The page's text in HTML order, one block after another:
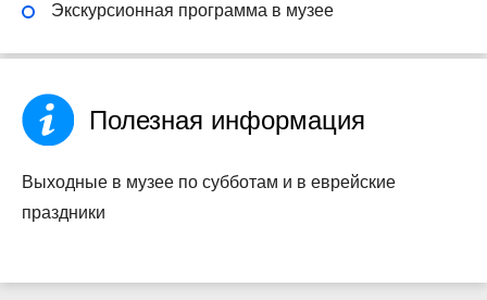
Экскурсионная программа в музее
Полезная информация
Выходные в музее по субботам и в еврейские
праздники